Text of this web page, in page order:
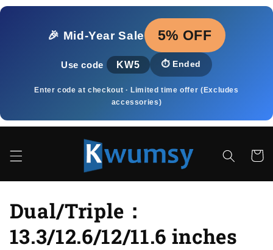
Pular
🎉 Mid‑Year Sale
5% OFF
Use code KW5 ⏱️ Ended
Enter code at checkout · Limited time offer (Excludes
accessories)
C
o
Dual/Triple：
13.3/12.6/12/11.6 inches